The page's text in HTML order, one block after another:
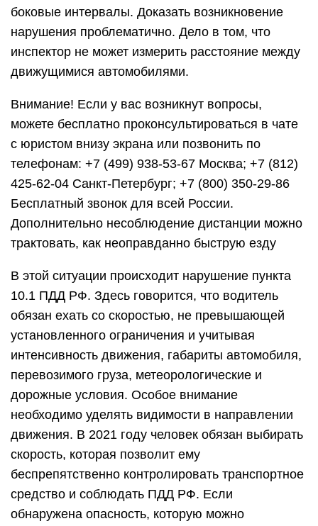
боковые интервалы. Доказать возникновение
нарушения проблематично. Дело в том, что
инспектор не может измерить расстояние между
движущимися автомобилями.
Внимание! Если у вас возникнут вопросы,
можете бесплатно проконсультироваться в чате
с юристом внизу экрана или позвонить по
телефонам: +7 (499) 938-53-67 Москва; +7 (812)
425-62-04 Санкт-Петербург; +7 (800) 350-29-86
Бесплатный звонок для всей России.
Дополнительно несоблюдение дистанции можно
трактовать, как неоправданно быструю езду
В этой ситуации происходит нарушение пункта
10.1 ПДД РФ. Здесь говорится, что водитель
обязан ехать со скоростью, не превышающей
установленного ограничения и учитывая
интенсивность движения, габариты автомобиля,
перевозимого груза, метеорологические и
дорожные условия. Особое внимание
необходимо уделять видимости в направлении
движения. В 2021 году человек обязан выбирать
скорость, которая позволит ему
беспрепятственно контролировать транспортное
средство и соблюдать ПДД РФ. Если
обнаружена опасность, которую можно